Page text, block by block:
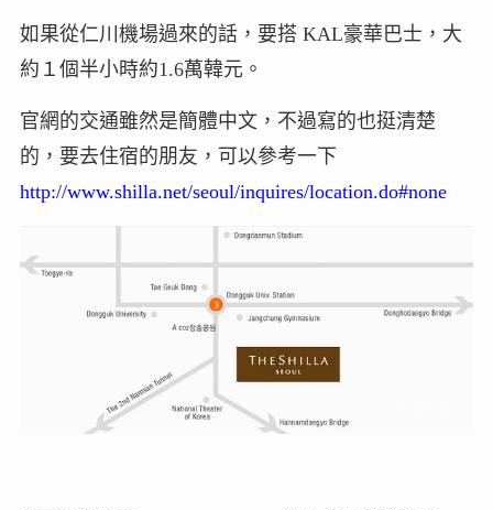
如果從仁川機場過來的話，要搭 KAL豪華巴士，大
約１個半小時約1.6萬韓元。
官網的交通雖然是簡體中文，不過寫的也挺清楚
的，要去住宿的朋友，可以參考一下
http://www.shilla.net/seoul/inquires/location.do#none